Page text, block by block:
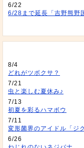
6/22
6/28まで延長「吉野熊野
8/4
どれがツボクサ？
7/21
虫と楽しむ夏休み♪
7/13
初夏を彩るハマボウ
7/11
変形菌界のアイドル「ジ
6/26